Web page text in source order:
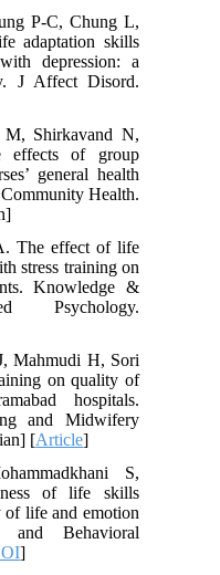
P-C, Chung L,
adaptation skills
depression: a
J Affect Disord.
M, Shirkavand N,
effects of group
general health
Community Health.
The effect of life
stress training on
Knowledge &
Psychology.
Mahmudi H, Sori
on quality of
hospitals.
and Midwifery
[Article
S,
of life skills
of life and emotion
and Behavioral
DOI